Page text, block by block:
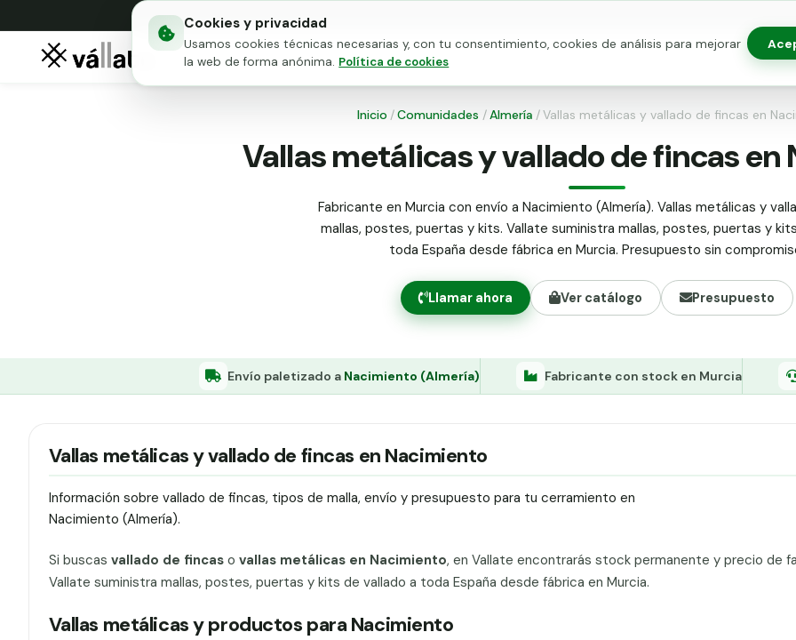
Cookies y privacidad
Usamos cookies técnicas necesarias y, con tu consentimiento, cookies de análisis para mejorar
la web de forma anónima. Política de cookies
Mallas metálicas
Puertas para vallado
Inicio /Comunidades /Almería /Vallas metálicas y vallado de fincas en
Vallas metálicas y vallado de fincas
Fabricante en Murcia con envío a Nacimiento (Almería). Vallas metálicas y
mallas, postes, puertas y kits. Vallate suministra mallas, postes, puertas y
toda España desde fábrica en Murcia. Presupuesto sin
Llamar ahora Ver catálogo Presupuesto
Envío paletizado a Nacimiento (Almería) Fabricante con stock en Murcia
Vallas metálicas y vallado de fincas en Nacimiento
Información sobre vallado de fincas, tipos de malla, envío y presupuesto para tu cerramiento en
Nacimiento (Almería).
Si buscas vallado de fincaso vallas metálicas en Nacimiento, en Vallate encontrarás stock permanente y precio de
Vallate suministra mallas, postes, puertas y kits de vallado a toda España desde fábrica en Murcia.
Vallas metálicas y productos para Nacimiento